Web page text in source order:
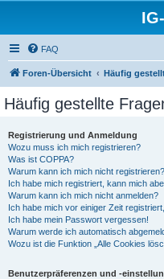
FAQ
Foren-Übersicht Häufig
Häufig gestellte
Registrierung und Anmeldung
Wozu muss ich mich registrieren?
Was ist COPPA?
Warum kann ich mich nicht registrieren?
Ich habe mich registriert, kann mich
Warum kann ich mich nicht anmelden?
Ich habe mich vor einiger Zeit
Ich habe mein Passwort vergessen!
Warum werde ich automatisch
Wozu ist die Funktion „Alle Cookies
Benutzerpräferenzen und -